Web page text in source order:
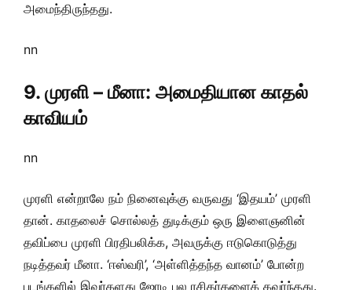
அமைந்திருந்தது.
nn
9. முரளி – மீனா: அமைதியான காதல்
காவியம்
nn
முரளி என்றாலே நம் நினைவுக்கு வருவது ‘இதயம்’ முரளி
தான். காதலைச் சொல்லத் துடிக்கும் ஒரு இளைஞனின்
தவிப்பை முரளி பிரதிபலிக்க, அவருக்கு ஈடுகொடுத்து
நடித்தவர் மீனா. ‘ஈஸ்வரி’, ‘அள்ளித்தந்த வானம்’ போன்ற
படங்களில் இவர்களது ஜோடி பல ரசிகர்களைக் கவர்ந்தது.